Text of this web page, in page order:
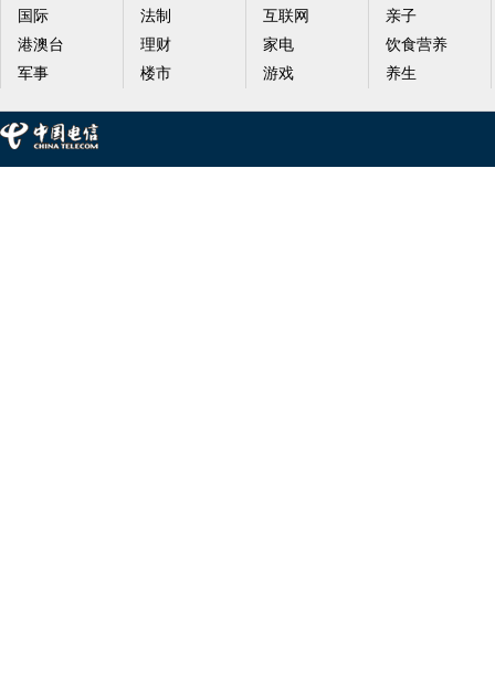
国际
港澳台
军事
法制
理财
楼市
互联网
家电
游戏
亲子
饮食营养
养生